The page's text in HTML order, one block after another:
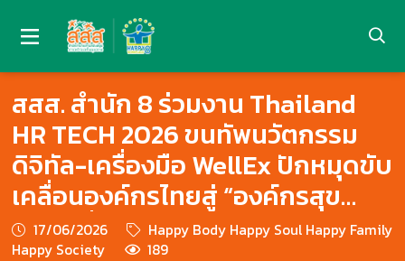
สสส. สำนัก 8 ร่วมงาน Thailand
HR TECH 2026 ขนทัพนวัตกรรม
ดิจิทัล-เครื่องมือ WellEx ปักหมุดขับ
เคลื่อนองค์กรไทยสู่ “องค์กรสุข
ภาวะ” ยั่งยืน
17/06/2026
Happy Body Happy Soul Happy Family
Happy Society
189